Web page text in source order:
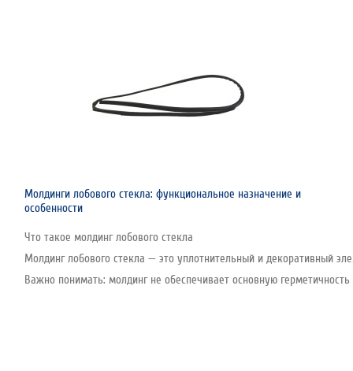
Молдинги лобового стекла: функциональное назначение и
особенности
Что такое молдинг лобового стекла
Молдинг лобового стекла — это уплотнительный и декоративный
Важно понимать: молдинг не обеспечивает основную